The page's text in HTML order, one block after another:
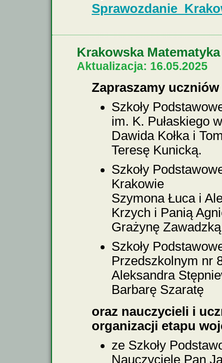
Krakowska
Aktualizacja: 16.05.2025
Zapraszamy
Szkoły
im. K. Pułaskiego
Dawida Kołka i
Teresę Kunicką.
Szkoły
Krakowie
Szymona Łuca i
Krzych i Panią
Grażynę
Szkoły
Przedszkolnym nr
Aleksandra
Barbarę Szaratę
oraz nauczycieli i
organizacji etapu
ze Szkoły
Nauczyciele Pan